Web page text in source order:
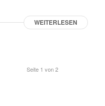
WEITERLESEN
Seite 1 von 2